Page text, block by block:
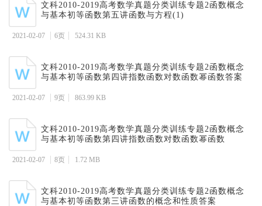
文科2010-2019高考数学真题分类训练专题2函数概念
与基本初等函数第五讲函数与方程(1)
2021-02-07 6页 524.31 KB
文科2010-2019高考数学真题分类训练专题2函数概念
与基本初等函数第四讲指数函数对数函数幂函数答案
2021-02-07 9页 863.99 KB
文科2010-2019高考数学真题分类训练专题2函数概念
与基本初等函数第四讲指数函数对数函数幂函数
2021-02-07 8页 1.72 MB
文科2010-2019高考数学真题分类训练专题2函数概念
与基本初等函数第三讲函数的概念和性质答案